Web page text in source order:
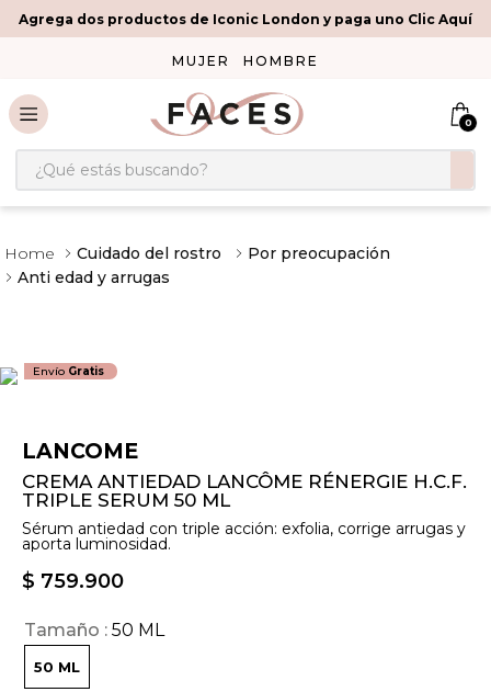
Agrega dos productos de Iconic London y paga uno Clic Aquí
MUJER HOMBRE
0
¿Qué estás buscando?
Cuidado del rostro
Por preocupación
Anti edad y arrugas
Envío Gratis
LANCOME
CREMA ANTIEDAD LANCÔME RÉNERGIE H.C.F.
TRIPLE SERUM 50 ML
Sérum antiedad con triple acción: exfolia, corrige arrugas y
aporta luminosidad.
$ 759.900
Tamaño 50 ML
50 ML